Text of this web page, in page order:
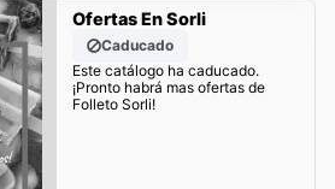
Ofertas En Sorli
Caducado
Este catálogo ha caducado.
¡Pronto habrá mas ofertas de
Folleto Sorli!